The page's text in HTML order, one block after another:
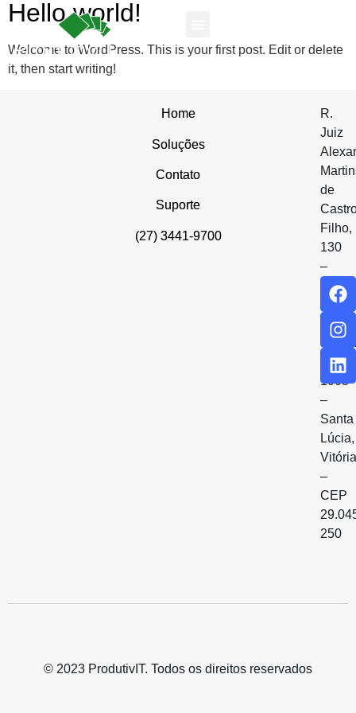
Hello world!
Welcome to WordPress. This is your first post. Edit or delete
it, then start writing!
Home
Soluções
Contato
Suporte
(27) 3441-9700
R.
Juiz
de
Filho,
130
–
Work
Sala
1003
–
Santa
Lúcia,
–
CEP
250
© 2023 ProdutivIT. Todos os direitos reservados